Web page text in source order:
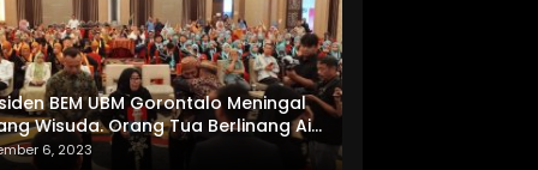
BEM UBM Gorontalo Meningal
Wisuda. Orang Tua Berlinang Air
Menerima SKL dan Pemasangan
6, 2023